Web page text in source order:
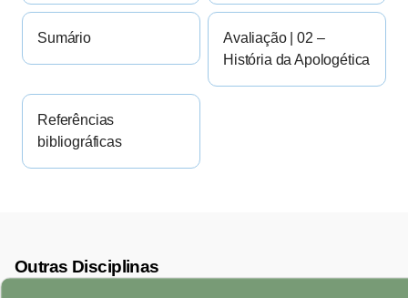
Sumário
Avaliação | 02 –
História da Apologética
Referências
bibliográficas
Outras Disciplinas